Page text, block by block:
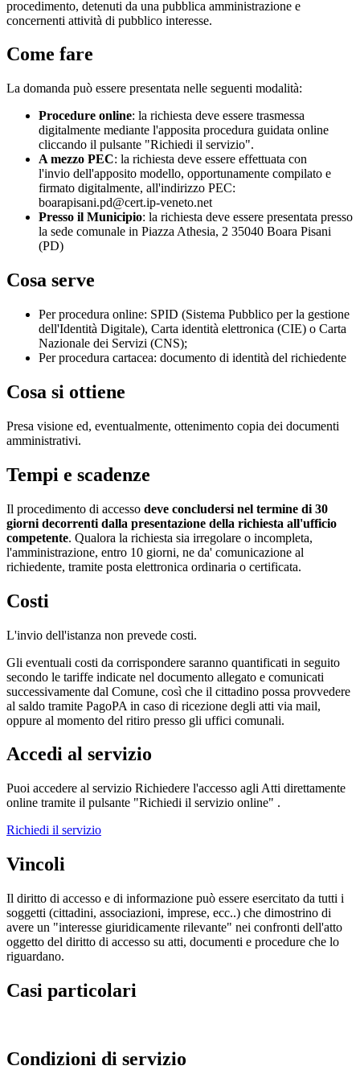
procedimento, detenuti da una pubblica amministrazione e
concernenti attività di pubblico interesse.
Come fare
La domanda può essere presentata nelle seguenti modalità:
Procedure online: la richiesta deve essere trasmessa
digitalmente mediante l'apposita procedura guidata online
cliccando il pulsante "Richiedi il servizio".
A mezzo PEC: la richiesta deve essere effettuata con
l'invio dell'apposito modello, opportunamente compilato e
firmato digitalmente, all'indirizzo PEC:
boarapisani.pd@cert.ip-veneto.net
Presso il Municipio: la richiesta deve essere presentata presso
la sede comunale in Piazza Athesia, 2 35040 Boara Pisani
(PD)
Cosa serve
Per procedura online: SPID (Sistema Pubblico per la gestione
dell'Identità Digitale), Carta identità elettronica (CIE) o Carta
Nazionale dei Servizi (CNS);
Per procedura cartacea: documento di identità del richiedente
Cosa si ottiene
Presa visione ed, eventualmente, ottenimento copia dei documenti
amministrativi.
Tempi e scadenze
Il procedimento di accesso deve concludersi nel termine di 30
giorni decorrenti dalla presentazione della richiesta all'ufficio
competente. Qualora la richiesta sia irregolare o incompleta,
l'amministrazione, entro 10 giorni, ne da' comunicazione al
richiedente, tramite posta elettronica ordinaria o certificata.
Costi
L'invio dell'istanza non prevede costi.
Gli eventuali costi da corrispondere saranno quantificati in seguito
secondo le tariffe indicate nel documento allegato e comunicati
successivamente dal Comune, così che il cittadino possa provvedere
al saldo tramite PagoPA in caso di ricezione degli atti via mail,
oppure al momento del ritiro presso gli uffici comunali.
Accedi al servizio
Puoi accedere al servizio Richiedere l'accesso agli Atti direttamente
online tramite il pulsante "Richiedi il servizio online" .
Richiedi il servizio
Vincoli
Il diritto di accesso e di informazione può essere esercitato da tutti i
soggetti (cittadini, associazioni, imprese, ecc..) che dimostrino di
avere un "interesse giuridicamente rilevante" nei confronti dell'atto
oggetto del diritto di accesso su atti, documenti e procedure che lo
riguardano.
Casi particolari
Condizioni di servizio